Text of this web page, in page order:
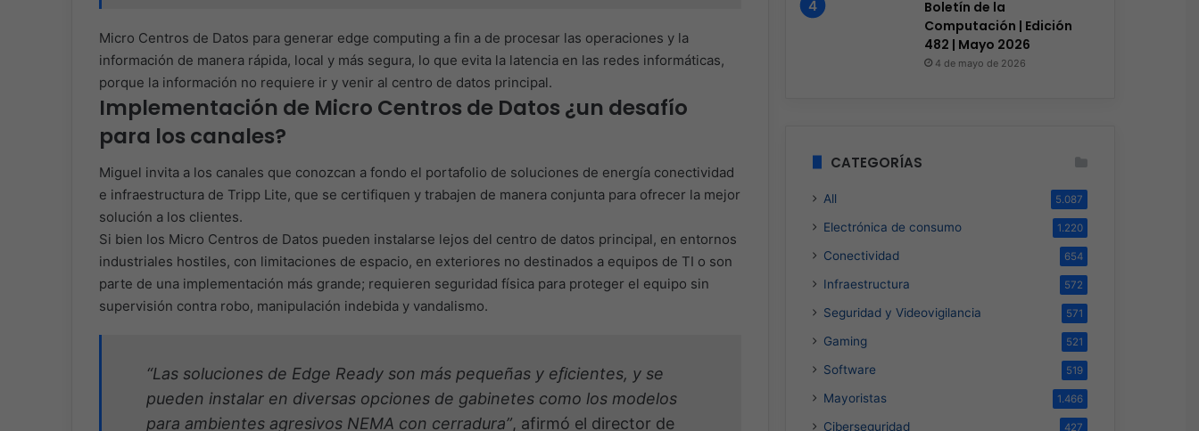
Micro Centros de Datos para generar edge computing a fin a de procesar las operaciones y la
información de manera rápida, local y más segura, lo que evita la latencia en las redes informáticas,
porque la información no requiere ir y venir al centro de datos principal.
Implementación de Micro Centros de Datos ¿un desafío
para los canales?
Miguel invita a los canales que conozcan a fondo el portafolio de soluciones de energía conectividad
e infraestructura de Tripp Lite, que se certifiquen y trabajen de manera conjunta para ofrecer la mejor
solución a los clientes.
Si bien los Micro Centros de Datos pueden instalarse lejos del centro de datos principal, en entornos
industriales hostiles, con limitaciones de espacio, en exteriores no destinados a equipos de TI o son
parte de una implementación más grande; requieren seguridad física para proteger el equipo sin
supervisión contra robo, manipulación indebida y vandalismo.
“Las soluciones de Edge Ready son más pequeñas y eﬁcientes, y se
pueden instalar en diversas opciones de gabinetes como los modelos
para ambientes agresivos NEMA con cerradura”, afirmó el director de
Boletín de la
Computación | Edición
482 | Mayo 2026
4 de mayo de 2026
CATEGORÍAS
All 5.087
Electrónica de consumo 1.220
Conectividad 654
Infraestructura 572
Seguridad y Videovigilancia 571
Gaming 521
Software 519
Mayoristas 1.466
Ciberseguridad 427